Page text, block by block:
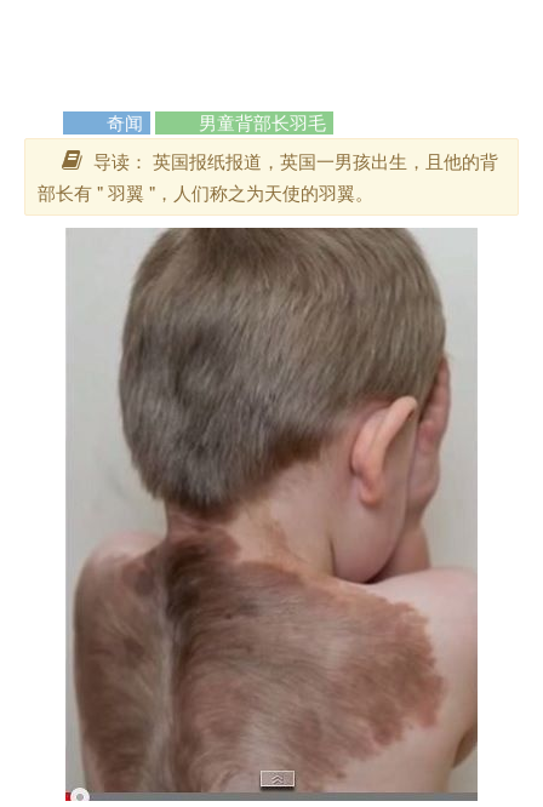
奇闻
男童背部长羽毛
导读： 英国报纸报道，英国一男孩出生，且他的背
部长有 " 羽翼 "，人们称之为天使的羽翼。